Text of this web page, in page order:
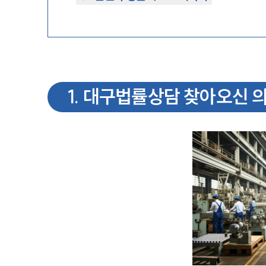
1. 대구법률상담 찾아오신